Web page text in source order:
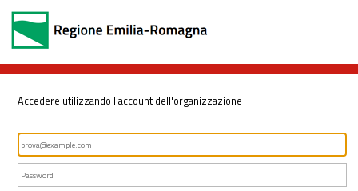
Accedere utilizzando l'account dell'organizzazione